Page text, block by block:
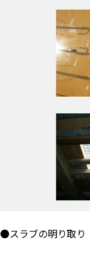
●スラブの明り